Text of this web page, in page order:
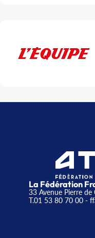
La Fédération
33 Avenue Pierre
T.01 53 80 70 00-